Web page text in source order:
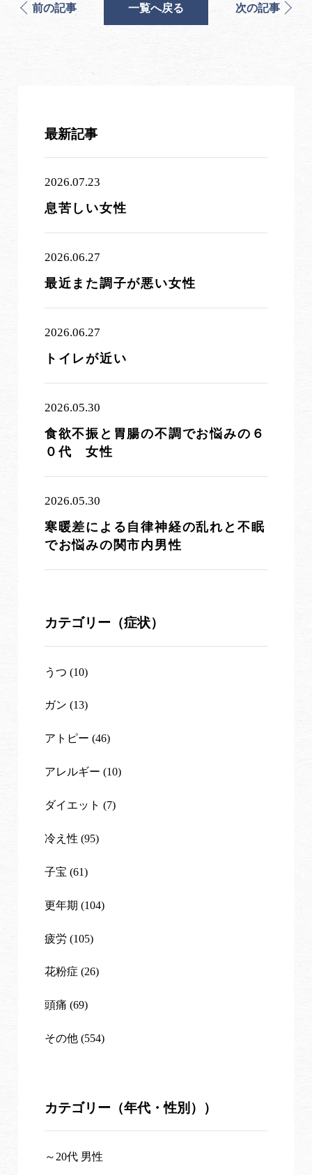
前の記事 一覧へ戻る 次の記事
最新記事
2026.07.23
息苦しい女性
2026.06.27
最近また調子が悪い女性
2026.06.27
トイレが近い
2026.05.30
食欲不振と胃腸の不調でお悩みの６
０代 女性
2026.05.30
寒暖差による自律神経の乱れと不眠
でお悩みの関市内男性
カテゴリー（症状）
うつ (10)
ガン (13)
アトピー (46)
アレルギー (10)
ダイエット (7)
冷え性 (95)
子宝 (61)
更年期 (104)
疲労 (105)
花粉症 (26)
頭痛 (69)
その他 (554)
カテゴリー（年代・性別））
～20代 男性